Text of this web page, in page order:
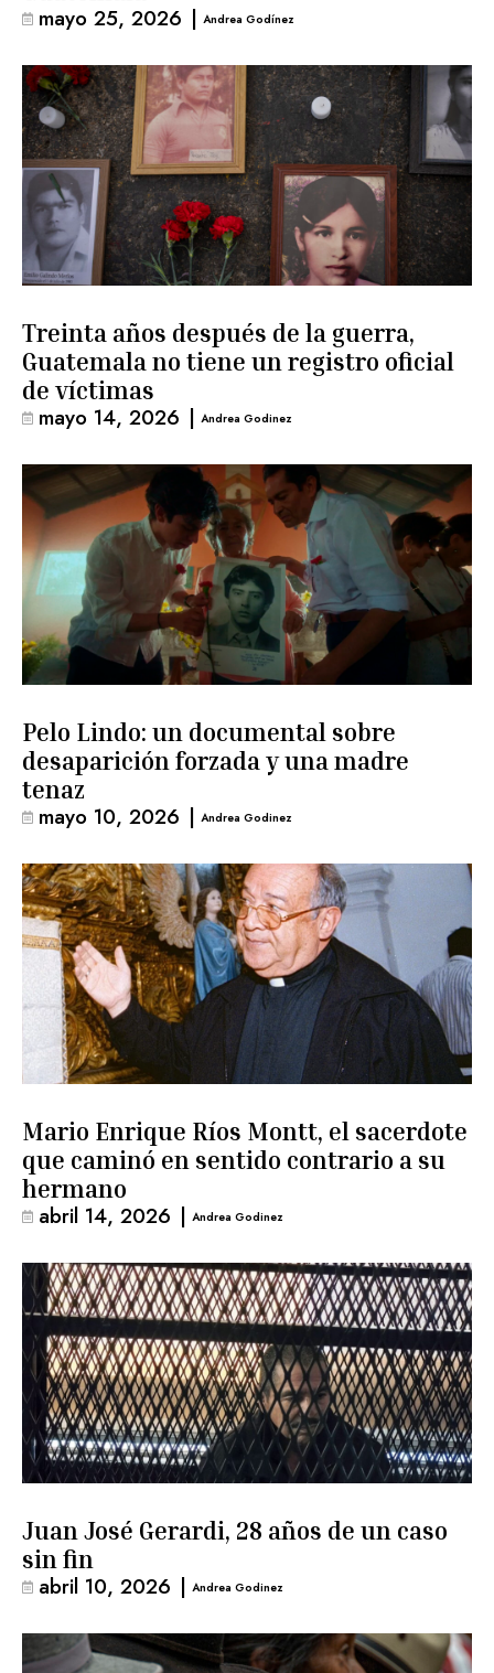
mayo 25, 2026 | Andrea Godínez
Treinta años después de la guerra,
Guatemala no tiene un registro oficial
de víctimas
mayo 14, 2026 | Andrea Godinez
Pelo Lindo: un documental sobre
desaparición forzada y una madre
tenaz
mayo 10, 2026 | Andrea Godinez
Mario Enrique Ríos Montt, el sacerdote
que caminó en sentido contrario a su
hermano
abril 14, 2026 | Andrea Godinez
Juan José Gerardi, 28 años de un caso
sin fin
abril 10, 2026 | Andrea Godinez